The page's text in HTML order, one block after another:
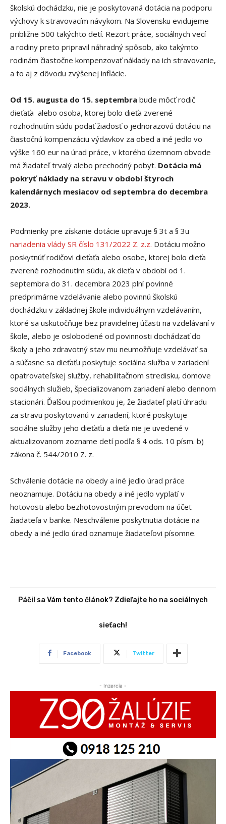
školskú dochádzku, nie je poskytovaná dotácia na podporu
výchovy k stravovacím návykom. Na Slovensku evidujeme
približne 500 takýchto detí. Rezort práce, sociálnych vecí
a rodiny preto pripravil náhradný spôsob, ako takýmto
rodinám čiastočne kompenzovať náklady na ich stravovanie,
a to aj z dôvodu zvýšenej inflácie.
Od 15. augusta do 15. septembra bude môcť rodič
dieťaťa alebo osoba, ktorej bolo dieťa zverené
rozhodnutím súdu podať žiadosť o jednorazovú dotáciu na
čiastočnú kompenzáciu výdavkov za obed a iné jedlo vo
výške 160 eur na úrad práce, v ktorého územnom obvode
má žiadateľ trvalý alebo prechodný pobyt. Dotácia má
pokryť náklady na stravu v období štyroch
kalendárnych mesiacov od septembra do decembra
2023.
Podmienky pre získanie dotácie upravuje § 3t a § 3u
nariadenia vlády SR číslo 131/2022 Z. z.z. Dotáciu možno
poskytnúť rodičovi dieťaťa alebo osobe, ktorej bolo dieťa
zverené rozhodnutím súdu, ak dieťa v období od 1.
septembra do 31. decembra 2023 plní povinné
predprimárne vzdelávanie alebo povinnú školskú
dochádzku v základnej škole individuálnym vzdelávaním,
ktoré sa uskutočňuje bez pravidelnej účasti na vzdelávaní v
škole, alebo je oslobodené od povinnosti dochádzať do
školy a jeho zdravotný stav mu neumožňuje vzdelávať sa
a súčasne sa dieťaťu poskytuje sociálna služba v zariadení
opatrovateľskej služby, rehabilitačnom stredisku, domove
sociálnych služieb, špecializovanom zariadení alebo dennom
stacionári. Ďalšou podmienkou je, že žiadateľ platí úhradu
za stravu poskytovanú v zariadení, ktoré poskytuje
sociálne služby jeho dieťaťu a dieťa nie je uvedené v
aktualizovanom zozname detí podľa § 4 ods. 10 písm. b)
zákona č. 544/2010 Z. z.
Schválenie dotácie na obedy a iné jedlo úrad práce
neoznamuje. Dotáciu na obedy a iné jedlo vyplatí v
hotovosti alebo bezhotovostným prevodom na účet
žiadateľa v banke. Neschválenie poskytnutia dotácie na
obedy a iné jedlo úrad oznamuje žiadateľovi písomne.
Páčil sa Vám tento článok? Zdieľajte ho na sociálnych
sieťach!
Facebook Twitter
- Inzercia -